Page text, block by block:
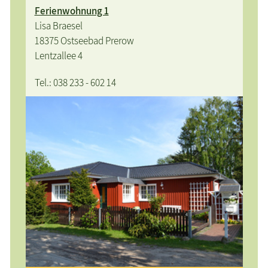
Ferienwohnung 1
Lisa Braesel
18375 Ostseebad Prerow
Lentzallee 4
Tel.: 038 233 - 602 14